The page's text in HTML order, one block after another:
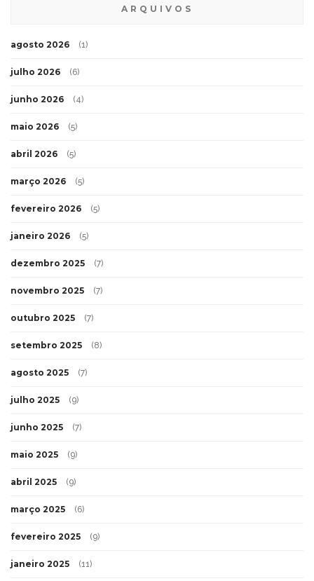
ARQUIVOS
agosto 2026 (1)
julho 2026 (6)
junho 2026 (4)
maio 2026 (5)
abril 2026 (5)
março 2026 (5)
fevereiro 2026 (5)
janeiro 2026 (5)
dezembro 2025 (7)
novembro 2025 (7)
outubro 2025 (7)
setembro 2025 (8)
agosto 2025 (7)
julho 2025 (9)
junho 2025 (7)
maio 2025 (9)
abril 2025 (9)
março 2025 (6)
fevereiro 2025 (9)
janeiro 2025 (11)